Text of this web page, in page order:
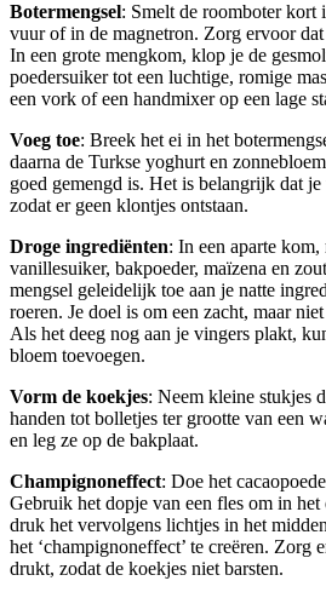
Botermengsel: Smelt de roomboter kort
vuur of in de magnetron. Zorg ervoor
In een grote mengkom, klop je de
poedersuiker tot een luchtige, romige
een vork of een handmixer op een lage
Voeg toe: Breek het ei in het
daarna de Turkse yoghurt en
goed gemengd is. Het is belangrijk dat
zodat er geen klontjes ontstaan.
Droge ingrediënten: In een aparte
vanillesuiker, bakpoeder, maïzena en
mengsel geleidelijk toe aan je natte
roeren. Je doel is om een zacht, maar
Als het deeg nog aan je vingers plakt,
bloem toevoegen.
Vorm de koekjes: Neem kleine stukjes
handen tot bolletjes ter grootte van een
en leg ze op de bakplaat.
Champignoneffect: Doe het
Gebruik het dopje van een fles om in het
druk het vervolgens lichtjes in het
het ‘champignoneffect’ te creëren. Zorg
drukt, zodat de koekjes niet barsten.